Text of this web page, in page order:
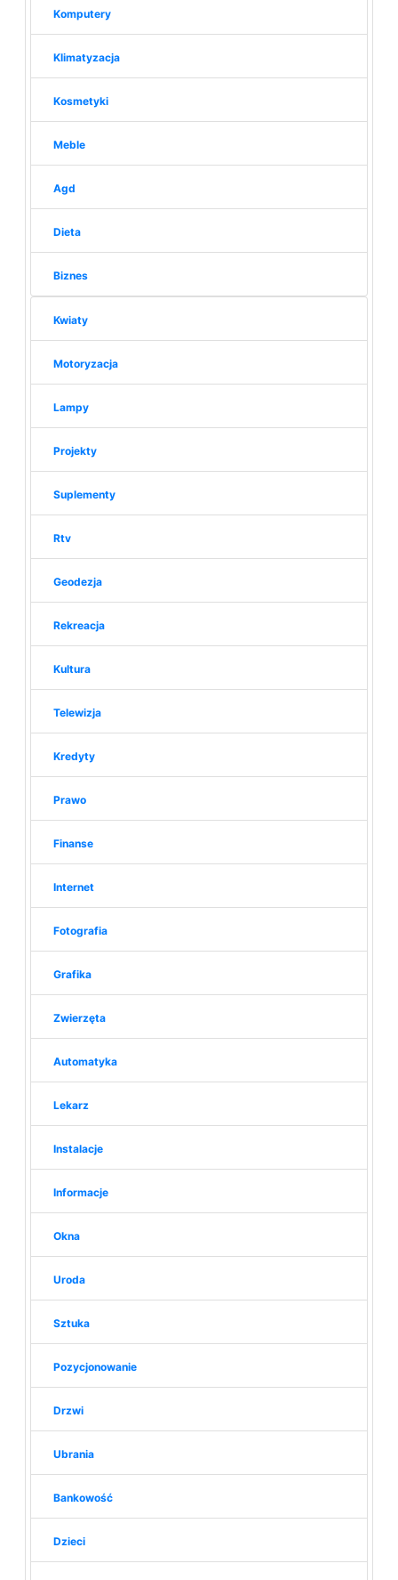
Komputery
Klimatyzacja
Kosmetyki
Meble
Agd
Dieta
Biznes
Kwiaty
Motoryzacja
Lampy
Projekty
Suplementy
Rtv
Geodezja
Rekreacja
Kultura
Telewizja
Kredyty
Prawo
Finanse
Internet
Fotografia
Grafika
Zwierzęta
Automatyka
Lekarz
Instalacje
Informacje
Okna
Uroda
Sztuka
Pozycjonowanie
Drzwi
Ubrania
Bankowość
Dzieci